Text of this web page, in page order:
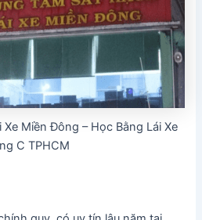
Xe Miền Đông – Học Bằng Lái Xe
C TPHCM